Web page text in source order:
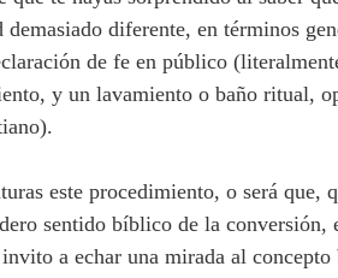
diferente, en términos
de fe en público
y un lavamiento o baño ritual,
sentido bíblico de la
a echar una mirada al